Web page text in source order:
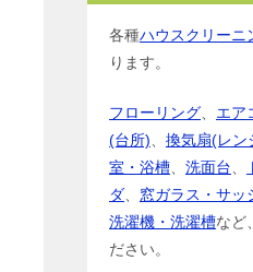
各種ハウスクリーニ
ります。
フローリング エア
(台所)
換気扇(レン
室・浴槽
洗面台
ダ
窓ガラス・サッ
洗濯機・洗濯槽など
ださい。